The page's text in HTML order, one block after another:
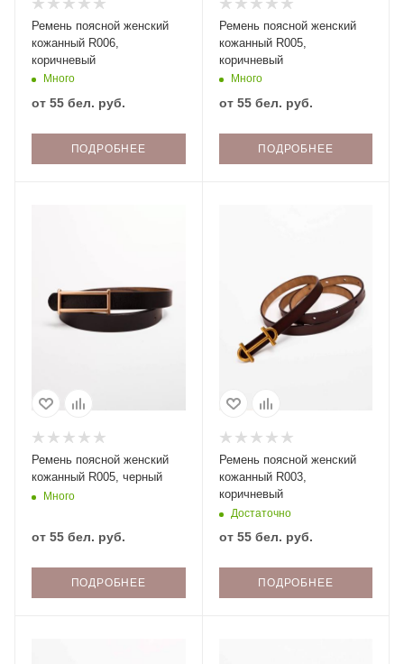
Ремень поясной женский
кожанный R006,
коричневый
Много
от 55 бел. руб.
ПОДРОБНЕЕ
Ремень поясной женский
кожанный R005,
коричневый
Много
от 55 бел. руб.
ПОДРОБНЕЕ
Ремень поясной женский
кожанный R005, черный
Много
от 55 бел. руб.
ПОДРОБНЕЕ
Ремень поясной женский
кожанный R003,
коричневый
Достаточно
от 55 бел. руб.
ПОДРОБНЕЕ